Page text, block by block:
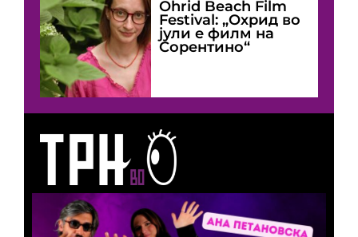
Оhrid Beach Film
Festival: „Охрид во
јули е филм на
Сорентино“